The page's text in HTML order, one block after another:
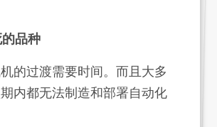
品种
的过渡需要时间。而且大多
内都无法制造和部署自动化